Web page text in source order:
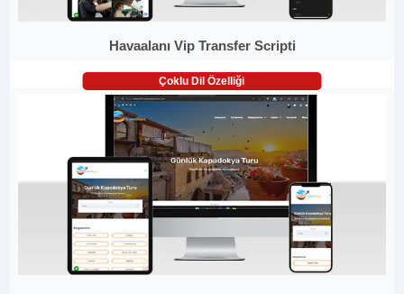
Havaalanı Vip Transfer Scripti
Çoklu Dil Özelliği